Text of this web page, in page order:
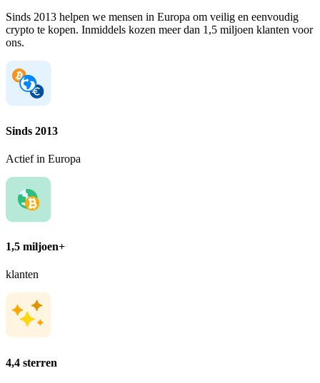
Sinds 2013 helpen we mensen in Europa om veilig en eenvoudig
crypto te kopen. Inmiddels kozen meer dan 1,5 miljoen klanten voor
ons.
Sinds 2013
Actief in Europa
1,5 miljoen+
klanten
4,4 sterren